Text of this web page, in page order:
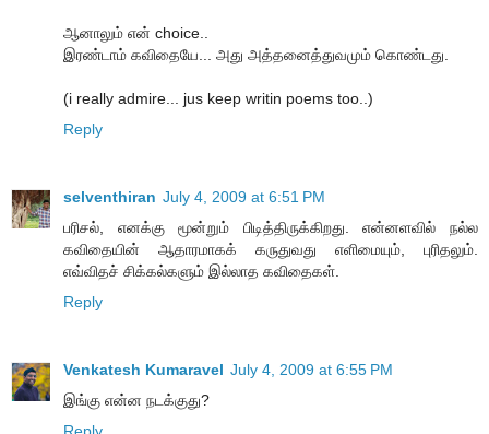
ஆனாலும் என் choice..
இரண்டாம் கவிதையே... அது அத்தனைத்துவமும் கொண்டது.
(i really admire... jus keep writin poems too..)
Reply
selventhiran July 4, 2009 at 6:51 PM
பரிசல், எனக்கு மூன்றும் பிடித்திருக்கிறது. என்னளவில் நல்ல
கவிதையின் ஆதாரமாகக் கருதுவது எளிமையும், புரிதலும்.
எவ்விதச் சிக்கல்களும் இல்லாத கவிதைகள்.
Reply
Venkatesh Kumaravel July 4, 2009 at 6:55 PM
இங்கு என்ன நடக்குது?